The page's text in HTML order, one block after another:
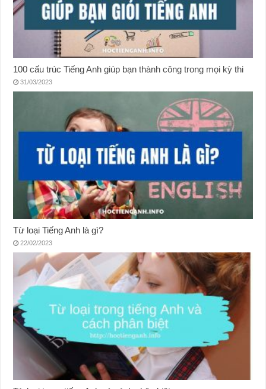
100 cấu trúc Tiếng Anh giúp bạn thành công trong mọi kỳ thi
31/03/2023
Từ loại Tiếng Anh là gì?
22/02/2023